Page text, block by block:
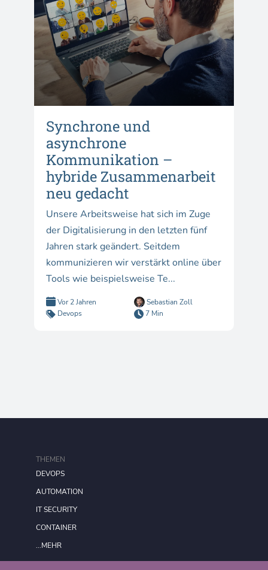
Synchrone und
asynchrone
Kommunikation –
hybride Zusammenarbeit
neu gedacht
Unsere Arbeitsweise hat sich im Zuge
der Digitalisierung in den letzten fünf
Jahren stark geändert. Seitdem
kommunizieren wir verstärkt online über
Tools wie beispielsweise Te...
Vor 2 Jahren
Sebastian Zoll
Devops
7 Min
THEMEN
DEVOPS
AUTOMATION
IT SECURITY
CONTAINER
...MEHR